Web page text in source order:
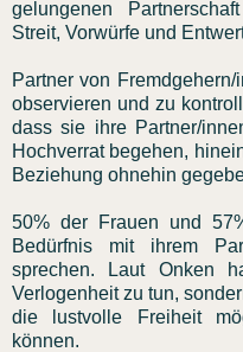
gelungenen
Streit, Vorwürfe und
Partner von
observieren und zu
dass sie ihre Partner/
Hochverrat begehen,
Beziehung ohnehin
50% der Frauen und
Bedürfnis mit ihrem
sprechen. Laut Onken
Verlogenheit zu tun,
die lustvolle Freiheit
können.